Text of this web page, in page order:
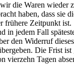
die Waren wieder
haben, dass sie
frühere Zeitpunkt ist.
in jedem Fall
den Widerruf
Die Frist
vierzehn Tagen